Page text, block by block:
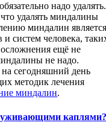
надо удалять.
удалять миндалины
миндалин
систем человека,
ещё не
не надо.
сегодняшний день
методик лечения
миндалин.